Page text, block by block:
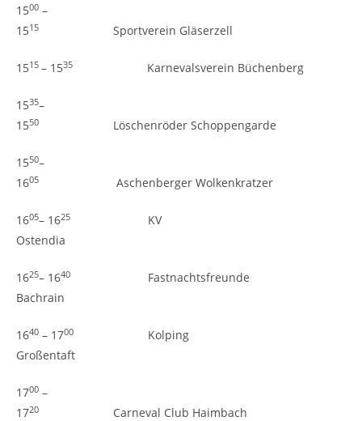
1500 –
1515 Sportverein Gläserzell
1515 – 1535 Karnevalsverein Büchenberg
1535–
1550 Löschenröder Schoppengarde
1550–
1605 Aschenberger Wolkenkratzer
1605– 1625
KV
Ostendia
1625– 1640
Fastnachtsfreunde
Bachrain
1640 – 1700
Kolping
Großentaft
1700 –
1720 Carneval Club Haimbach